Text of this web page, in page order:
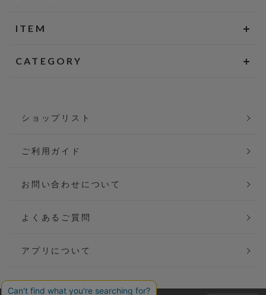
ITEM
CATEGORY
ショップリスト
ご利用ガイド
お問い合わせについて
よくあるご質問
アプリについて